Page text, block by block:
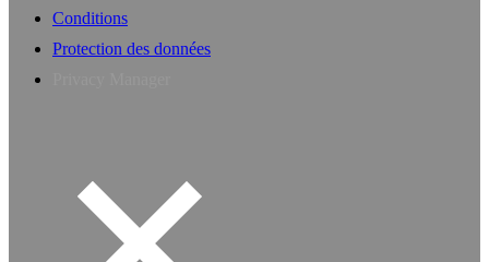
Conditions
Protection des données